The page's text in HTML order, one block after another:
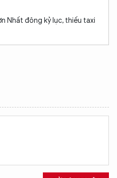
Nhất đông kỷ lục, thiếu taxi
CỦA